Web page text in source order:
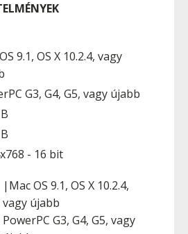
9.1, OS X 10.2.4, vagy
G3, G4, G5, vagy újabb
- 16 bit
|Mac OS 9.1, OS X 10.2.4,
vagy újabb
PowerPC G3, G4, G5, vagy